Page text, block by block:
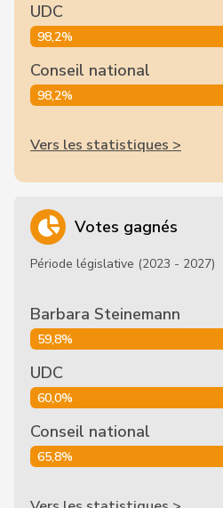
UDC
98,2%
Conseil national
98,2%
Vers les statistiques >
Votes gagnés
Période législative (2023 - 2027)
Barbara Steinemann
59,8%
UDC
60,0%
Conseil national
65,8%